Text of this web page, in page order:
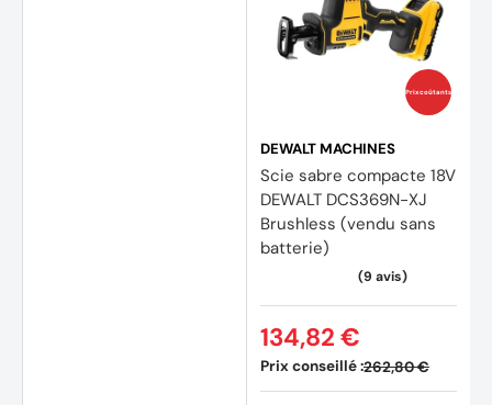
Prix coûtants
DEWALT MACHINES
Scie sabre compacte 18V
DEWALT DCS369N-XJ
Brushless (vendu sans
batterie)
Prix conseillé :262,80 €
134,82 €